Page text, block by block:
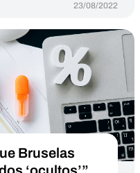
23/08/2022
Bruselas